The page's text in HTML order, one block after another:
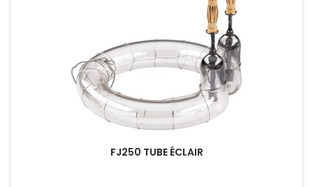
FJ250 TUBE ÉCLAIR